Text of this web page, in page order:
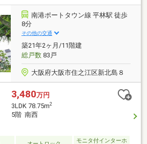
南港ポートタウン線 平林駅 徒歩
8分
その他の交通
築21年2ヶ月/11階建
総戸数83戸
大阪府大阪市住之江区新北島８
3,480万円
3LDK 78.75m2
5階 南西
モニタ付インターホ